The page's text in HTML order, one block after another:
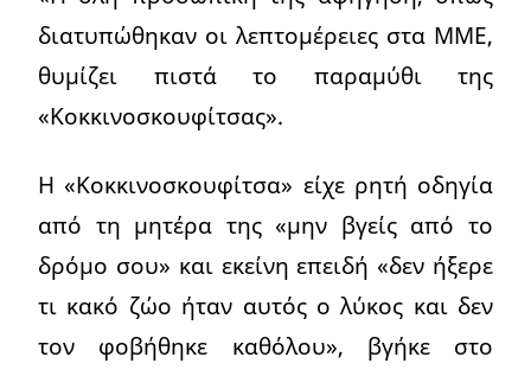
διατυπώθηκαν οι λεπτομέρειες στα ΜΜΕ,
θυμίζει πιστά το παραμύθι της
«Κοκκινοσκουφίτσας».
Η «Κοκκινοσκουφίτσα» είχε ρητή οδηγία
από τη μητέρα της «μην βγείς από το
δρόμο σου» και εκείνη επειδή «δεν ήξερε
τι κακό ζώο ήταν αυτός ο λύκος και δεν
τον φοβήθηκε καθόλου», βγήκε στο